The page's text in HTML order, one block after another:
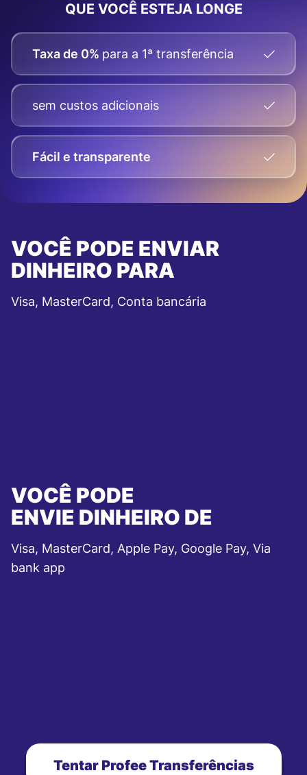
QUE VOCÊ ESTEJA LONGE
Taxa de 0% para a 1ª transferência
sem custos adicionais
Fácil e transparente
VOCÊ PODE ENVIAR
DINHEIRO PARA
Visa, MasterCard, Conta bancária
VOCÊ PODE
ENVIE DINHEIRO DE
Visa, MasterCard, Apple Pay, Google Pay, Via
bank app
Tentar Profee Transferências